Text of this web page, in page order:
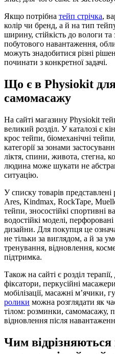
Якщо потрібна тейп стрічка,
колір чи бренд, а й на тип
ширину, стійкість до вологи
побутового навантаження,
можуть знадобитися різні
починати з конкретної задачі.
Що є в Physiokit
самомасажу
На сайті магазину Physiokit
великий розділ. У каталозі є
крос тейпи, біомеханічні
категорії за зонами
ліктя, спини, живота, стегна,
людина може шукати не
ситуацію.
У списку товарів представлені
Ares, Kindmax, RockTape,
тейпи, зносостійкі спортивні
водостійкі моделі,
дизайни. Для покупця це
не тільки за виглядом, а й за
тренування, відновлення,
підтримка.
Також на сайті є розділ
фіксатори, перкусійні
мобілізації, масажні м’ячики,
ролики можна розглядати як
тілом: розминки, самомасажу,
відновлення після
Чим відрізняються